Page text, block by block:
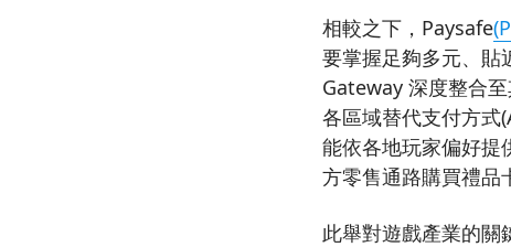
相較之下，Paysafe
要掌握足夠多元、貼
Gateway 深度整合
各區域替代支付方式
能依各地玩家偏好
方零售通路購買禮品
此舉對遊戲產業的關